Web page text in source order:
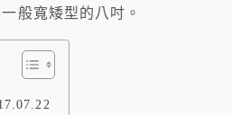
般寬矮型的八吋。